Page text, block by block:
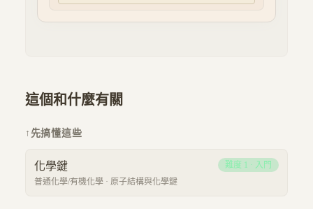
這個和什麼有關
↑ 先搞懂這些
化學鍵
普通化學/有機化學 · 原子結構與化學鍵
難度 1 · 入門